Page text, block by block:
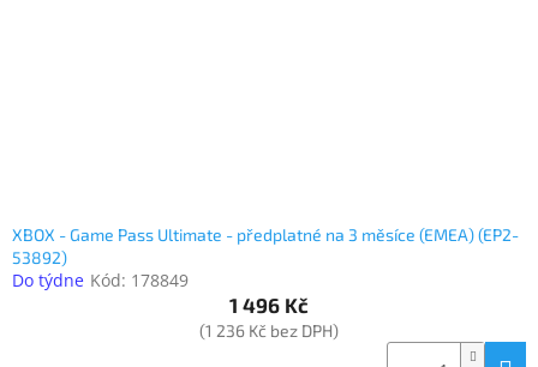
XBOX - Game Pass Ultimate - předplatné na 3 měsíce (EMEA) (EP2-
53892)
Do týdne Kód: 178849
1 496 Kč
(1 236 Kč bez DPH)